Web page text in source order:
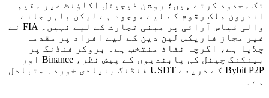
تک محدود کرتے ہیں؛ روشن ڈیجیٹل اکاؤنٹ غیر مقیم
اندرون ملک رقوم کے لیے موجود ہے لیکن باہر جانے
والی قیاس آرائی پر مبنی تجارت کے لیے نہیں۔ FIA نے
غیر مجاز فاریکس لین دین کے لیے افراد پر مقدمہ
چلایا ہے، اگرچہ نفاذ منتخب ہے۔ بروکر فنڈنگ پر
بینکنگ چینل کی پابندیوں کے پیش نظر، Binance اور
Bybit P2P کے ذریعے USDT فنڈنگ بنیادی خوردہ متبادل
ہے۔